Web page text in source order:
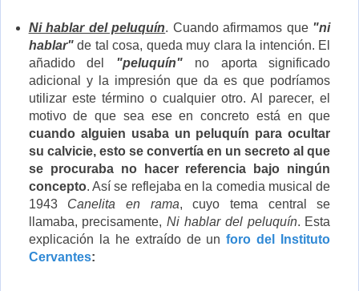
Ni hablar del peluquín. Cuando afirmamos que "ni
hablar"de tal cosa, queda muy clara la intención. El
añadido del
"peluquín" no aporta significado
adicional y la impresión que da es que podríamos
utilizar este término o cualquier otro. Al parecer, el
motivo de que sea ese en concreto está en que
cuando alguien usaba un peluquín para ocultar
su calvicie, esto se convertía en un secreto al que
se procuraba no hacer referencia bajo ningún
concepto. Así se reflejaba en la comedia musical de
1943 Canelita en rama, cuyo tema central se
llamaba, precisamente,Ni hablar del peluquín. Esta
explicación la he extraído de unforo del Instituto
Cervantes: